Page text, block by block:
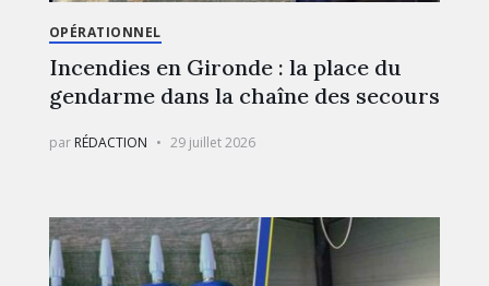
OPÉRATIONNEL
Incendies en Gironde : la place du
gendarme dans la chaîne des secours
par RÉDACTION 29 juillet 2026